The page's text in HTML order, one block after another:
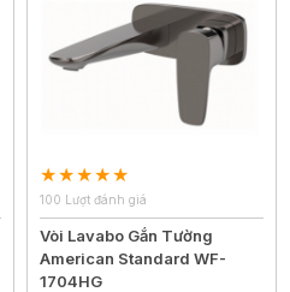
100 Lượt đánh giá
Vòi Lavabo Gắn Tường
American Standard WF-
1704HG